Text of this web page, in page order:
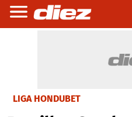
LIGA HONDUBET